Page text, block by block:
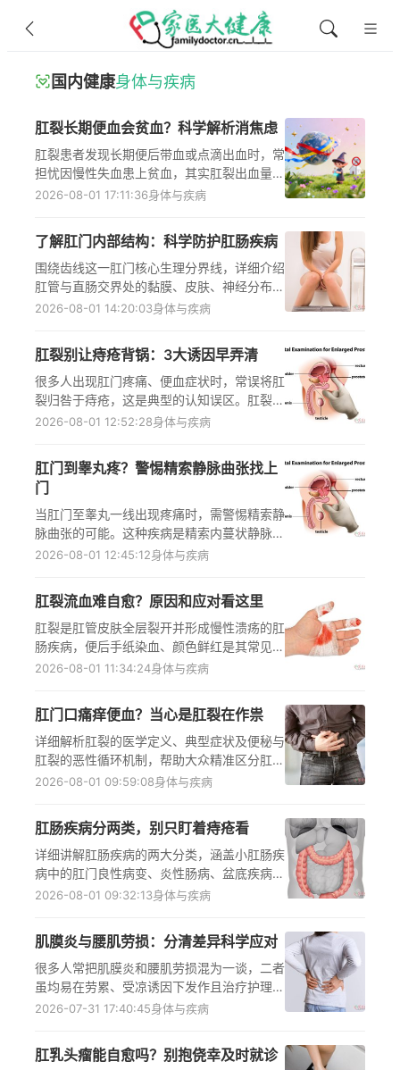
国内健康身体与疾病
肛裂长期便血会贫血？科学解析消焦虑
肛裂患者发现长期便后带血或点滴出血时，常
担忧因慢性失血患上贫血，其实肛裂出血量极
少，多为便后擦拭带血或点滴状鲜血，远未达
血的可能性极低，若伴随头晕乏力等症状或肛
裂长期不愈，需及时就医排查原因，做好日常
护理还能减少肛裂出血频率，降低慢性化风
险。
2026-08-01 17:11:36身体与疾病
了解肛门内部结构：科学防护肛肠疾病
围绕齿线这一肛门核心生理分界线，详细介绍
肛管与直肠交界处的黏膜、皮肤、神经分布差
异，以及肛隐窝、肛柱等特殊结构的功能，讲
护要点与常见误区，帮助人们建立科学的肛肠
健康认知，指导出现肛门不适时及时就医排
查。
2026-08-01 14:20:03身体与疾病
肛裂别让痔疮背锅：3大诱因早弄清
很多人出现肛门疼痛、便血症状时，常误将肛
裂归咎于痔疮，这是典型的认知误区。肛裂作
为独立的肛肠疾病，可分为急性和慢性两种，
对性做好预防，出现相关不适时应及时到正规
医疗机构肛肠外科就诊，明确诊断后遵循医嘱
接受规范治疗，避免病情迁延不愈或发展为慢
性肛裂。
2026-08-01 12:52:28身体与疾病
肛门到睾丸疼？警惕精索静脉曲张找上
门
当肛门至睾丸一线出现疼痛时，需警惕精索静
脉曲张的可能。这种疾病是精索内蔓状静脉丛
的异常扩张、伸长和迂曲，会通过血液瘀滞、
平卧可缓解。及时到正规医院泌尿外科就诊，
通过体格检查、超声检查明确诊断，遵循医嘱
制定治疗方案，能有效缓解不适、降低潜在健
康风险，避免对生育功能造成不良影响。
2026-08-01 12:45:12身体与疾病
肛裂流血难自愈？原因和应对看这里
肛裂是肛管皮肤全层裂开并形成慢性溃疡的肛
肠疾病，便后手纸染血、颜色鲜红是其常见症
状，且通常难以自行愈合，核心原因在于内括
同阶段的科学应对方案及日常护理误区，帮助
相关人群及时科学处理，避免病情迁延加重。
2026-08-01 11:34:24身体与疾病
肛门口痛痒便血？当心是肛裂在作祟
详细解析肛裂的医学定义、典型症状及便秘与
肛裂的恶性循环机制，帮助大众精准区分肛裂
与痔疮等常见肛肠问题，同时提供科学的日常
2026-08-01 09:59:08身体与疾病
肛肠疾病分两类，别只盯着痔疮看
详细讲解肛肠疾病的两大分类，涵盖小肛肠疾
病中的肛门良性病变、炎性肠病、盆底疾病，
以及大肛肠疾病包含的结直肠肿瘤等类型，重
助大众全面认识肛肠疾病，避免因忽视其他病
变而延误治疗时机
2026-08-01 09:32:13身体与疾病
肌膜炎与腰肌劳损：分清差异科学应对
很多人常把肌膜炎和腰肌劳损混为一谈，二者
虽均易在劳累、受凉诱因下发作且治疗护理有
共性，但发病机制存在本质差异，需详细拆解
就诊，由医生明确诊断后遵医嘱干预，避免自
2026-07-31 17:40:45身体与疾病
肛乳头瘤能自愈吗？别抱侥幸及时就诊